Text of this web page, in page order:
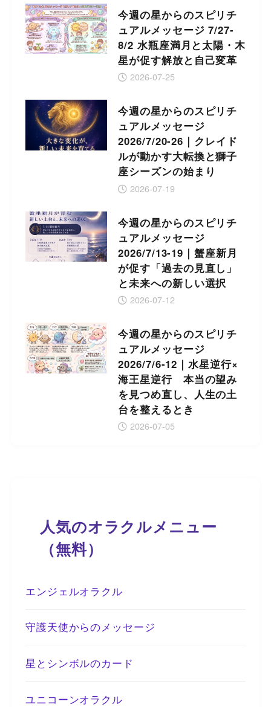
今週の星からのスピリチ
ュアルメッセージ 7/27-
8/2 水瓶座満月と太陽・木
星が促す解放と自己変革
2026-07-25
今週の星からのスピリチ
ュアルメッセージ
2026/7/20-26｜クレイド
ルが動かす大転換と獅子
座シーズンの始まり
2026-07-19
今週の星からのスピリチ
ュアルメッセージ
2026/7/13-19｜蟹座新月
が促す「過去の見直し」
と未来への新しい選択
2026-07-12
今週の星からのスピリチ
ュアルメッセージ
2026/7/6-12｜水星逆行×
海王星逆行 本当の望み
を見つめ直し、人生の土
台を整えるとき
2026-07-05
人気のオラクルメニュー
（無料）
エンジェルオラクル
守護天使からのメッセージ
星とシンボルのカード
ユニコーンオラクル